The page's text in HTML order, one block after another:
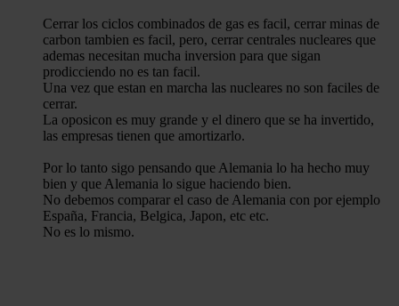
Cerrar los ciclos combinados de gas es facil, cerrar minas de
carbon tambien es facil, pero, cerrar centrales nucleares que
ademas necesitan mucha inversion para que sigan
prodicciendo no es tan facil.
Una vez que estan en marcha las nucleares no son faciles de
cerrar.
La oposicon es muy grande y el dinero que se ha invertido,
las empresas tienen que amortizarlo.
Por lo tanto sigo pensando que Alemania lo ha hecho muy
bien y que Alemania lo sigue haciendo bien.
No debemos comparar el caso de Alemania con por ejemplo
España, Francia, Belgica, Japon, etc etc.
No es lo mismo.